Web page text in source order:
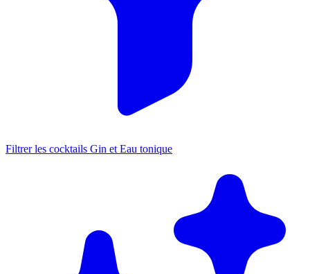
Filtrer les cocktails Gin et Eau tonique